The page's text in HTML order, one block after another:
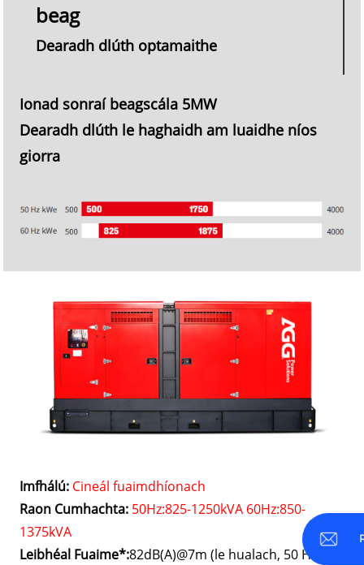
beag
Dearadh dlúth optamaithe
Ionad sonraí beagscála 5MW
Dearadh dlúth le haghaidh am luaidhe níos
giorra
Imfhálú: Cineál fuaimdhíonach
Raon Cumhachta: 50Hz:825-1250kVA 60Hz:850-
1375kVA
Leibhéal Fuaime*:82dB(A)@7m (le hualach, 50 Hz),